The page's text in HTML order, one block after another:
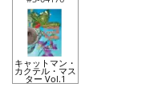
キャットマン・
カクテル・マス
ター Vol.1